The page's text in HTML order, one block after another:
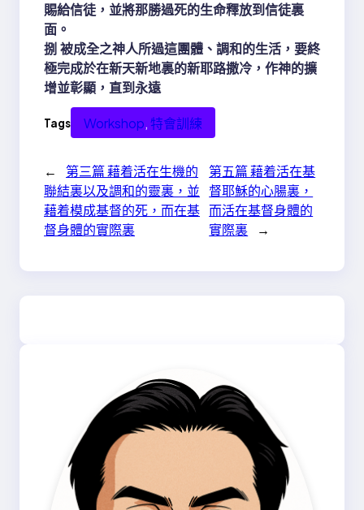
賜給信徒，並將那勝過死的生命釋放到信徒裏
面。
捌 被成全之神人所過這團體、調和的生活，要終
極完成於在新天新地裏的新耶路撒冷，作神的擴
增並彰顯，直到永遠
Tags Workshop, 特會訓練
←
第三篇 藉着活在生機的
聯結裏以及調和的靈裏，並
藉着模成基督的死，而在基
督身體的實際裏
第五篇 藉着活在基
督耶穌的心腸裏，
而活在基督身體的
實際裏
→